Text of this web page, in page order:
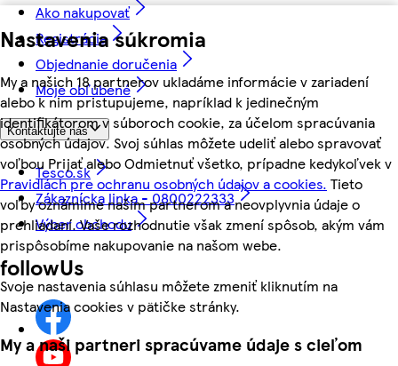
Nastavenia súkromia
My a našich 18 partnerov ukladáme informácie v zariadení
alebo k nim pristupujeme, napríklad k jedinečným
identifikátorom v súboroch cookie, za účelom spracúvania
osobných údajov. Svoj súhlas môžete udeliť alebo spravovať
voľbou Prijať alebo Odmietnuť všetko, prípadne kedykoľvek v
Pravidlách pre ochranu osobných údajov a cookies. Tieto
voľby oznámime našim partnerom a neovplyvnia údaje o
prehliadaní. Vaše rozhodnutie však zmení spôsob, akým vám
prispôsobíme nakupovanie na našom webe.
Svoje nastavenia súhlasu môžete zmeniť kliknutím na
Nastavenia cookies v pätičke stránky.
My a naši partneri spracúvame údaje s cieľom
Ako nakupovať
Registrácia
Objednanie doručenia
Moje obľúbené
Kontaktujte nás
Tesco.sk
Zákaznícka linka - 0800222333
Výber obchodu
followUs